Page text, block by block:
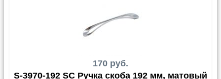
170 руб.
S-3970-192 SC Ручка скоба 192 мм, матовый